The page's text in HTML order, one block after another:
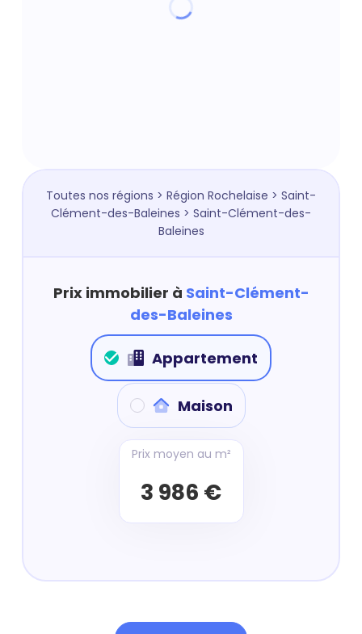
Toutes nos régions > Région Rochelaise > Saint-
Clément-des-Baleines > Saint-Clément-des-
Baleines
Prix immobilier à Saint-Clément-
des-Baleines
Appartement
Maison
Prix moyen au m²
3 986 €